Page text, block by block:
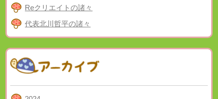
Reクリエイトの諸々
代表北川哲平の諸々